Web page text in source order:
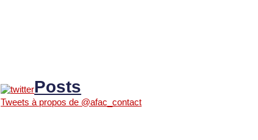
Posts
Tweets à propos de @afac_contact